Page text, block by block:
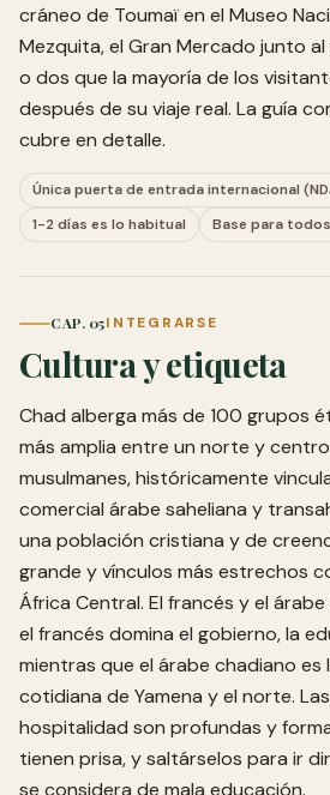
cráneo de Toumaï en el Museo
Mezquita, el Gran Mercado junto al
o dos que la mayoría de los
después de su viaje real. La guía
cubre en detalle.
Única puerta de entrada internacional
1-2 días es lo habitual
Base para
CAP. 05INTEGRARSE
Cultura y etiqueta
Chad alberga más de 100 grupos
más amplia entre un norte y centro
musulmanes, históricamente
comercial árabe saheliana y
una población cristiana y de
grande y vínculos más estrechos
África Central. El francés y el árabe
el francés domina el gobierno, la
mientras que el árabe chadiano es
cotidiana de Yamena y el norte.
hospitalidad son profundas y
tienen prisa, y saltárselos para ir
se considera de mala educación.